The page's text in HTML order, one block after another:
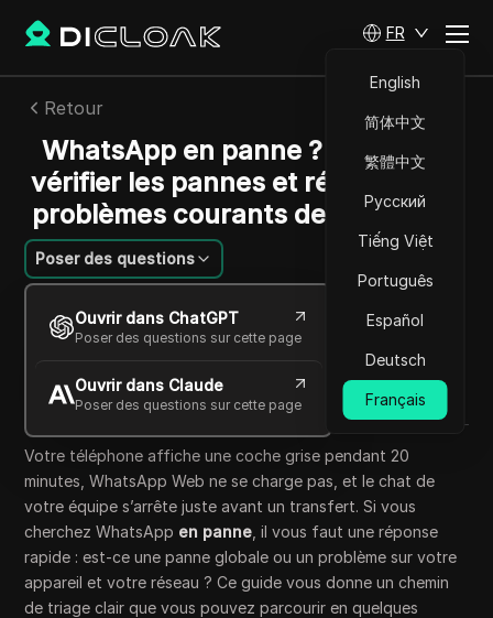
FR
English
简体中文
繁體中文
Русский
Tiếng Việt
Português
Español
Deutsch
Français
Retour
WhatsApp en panne ? Comment
vérifier les pannes et résoudre les
problèmes courants de connexion
Poser des questions
Ouvrir dans ChatGPT
Poser des questions sur cette page
Ouvrir dans Claude
Poser des questions sur cette page
Jessica Wardell
20 mai 2026 7 min de lecture
Copy Link
Votre téléphone affiche une coche grise pendant 20
minutes, WhatsApp Web ne se charge pas, et le chat de
votre équipe s’arrête juste avant un transfert. Si vous
cherchez WhatsApp en panne , il vous faut une réponse
rapide : est-ce une panne globale ou un problème sur votre
appareil et votre réseau ? Ce guide vous donne un chemin
de triage clair que vous pouvez parcourir en quelques